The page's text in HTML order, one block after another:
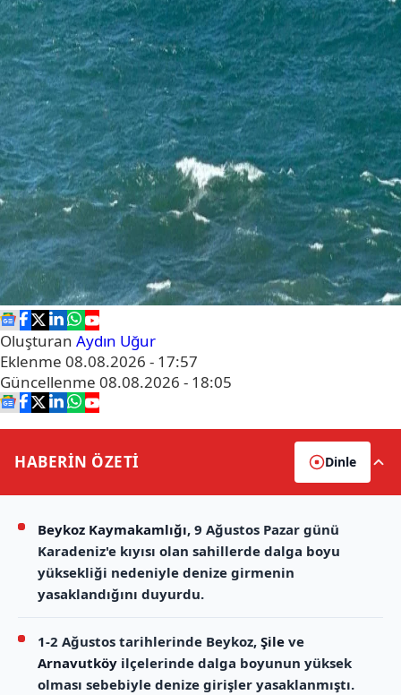
Oluşturan Aydın Uğur
Eklenme 08.08.2026 - 17:57
Güncellenme 08.08.2026 - 18:05
HABERİN ÖZETİ Dinle
Beykoz Kaymakamlığı, 9 Ağustos Pazar günü
Karadeniz'e kıyısı olan sahillerde dalga boyu
yüksekliği nedeniyle denize girmenin
yasaklandığını duyurdu.
1-2 Ağustos tarihlerinde Beykoz, Şile ve
Arnavutköy ilçelerinde dalga boyunun yüksek
olması sebebiyle denize girişler yasaklanmıştı.